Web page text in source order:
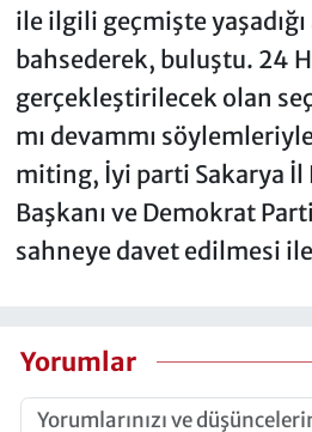
ile ilgili geçmişte
bahsederek, buluştu. 24
gerçekleştirilecek olan
mı devammı
miting, İyi parti Sakarya İl
Başkanı ve Demokrat
sahneye davet edilmesi
Yorumlar